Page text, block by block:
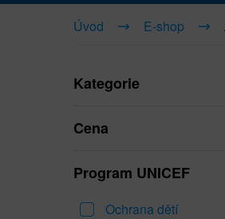
Úvod E-shop
Kategorie
Cena
Program UNICEF
Ochrana dětí